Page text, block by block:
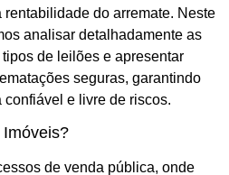
do arremate. Neste
analisar detalhadamente as
de leilões e apresentar
seguras, garantindo
e livre de riscos.
de venda pública, onde